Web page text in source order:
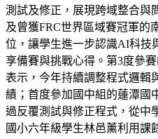
測試及修正，展現跨域整合與
及曾獲FRC世界區域賽冠軍的
位，讓學生進一步認識AI科技
享備賽與挑戰心得。第3度參
表示，今年持續調整程式邏輯
績；首度參加國中組的蓮潭國
過反覆測試與修正程式，從中
國小六年級學生林邑薰利用課